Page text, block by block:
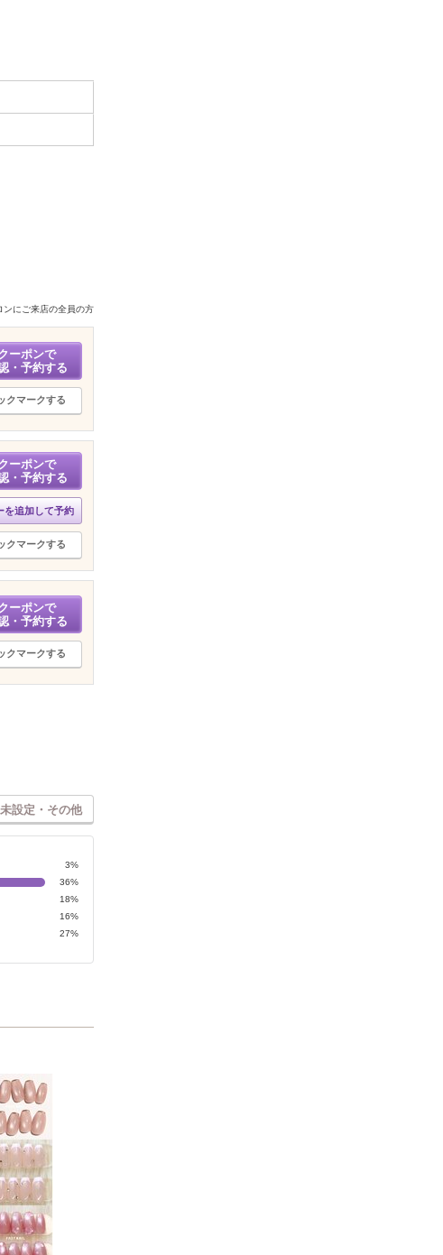
ンにご来店の全員の方
ーポンで
・予約する
クマークする
ーポンで
・予約する
を追加して予約
クマークする
ーポンで
・予約する
クマークする
未設定・その他
3%
36%
18%
16%
27%